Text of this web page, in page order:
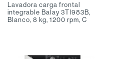
Lavadora carga frontal
integrable Balay 3TI983B,
Blanco, 8 kg, 1200 rpm, C